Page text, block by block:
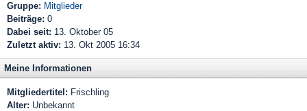
Gruppe: Mitglieder
Beiträge: 0
Dabei seit: 13. Oktober 05
Zuletzt aktiv: 13. Okt 2005 16:34
Meine Informationen
Mitgliedertitel: Frischling
Alter: Unbekannt